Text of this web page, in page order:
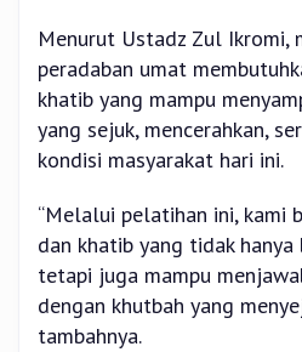
Menurut Ustadz Zul Ikromi,
peradaban umat
khatib yang mampu
yang sejuk, mencerahkan,
kondisi masyarakat hari ini.
“Melalui pelatihan ini, kami
dan khatib yang tidak
tetapi juga mampu
dengan khutbah yang
tambahnya.